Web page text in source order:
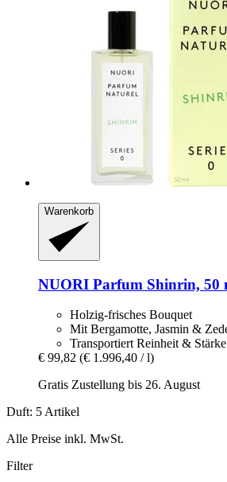
Warenkorb
NUORI Parfum Shinrin, 50
Holzig-frisches Bouquet
Mit Bergamotte, Jasmin &
Transportiert Reinheit & Stärke
€ 99,82 (€ 1.996,40 / l)
Gratis Zustellung bis 26. August
Duft: 5 Artikel
Alle Preise inkl. MwSt.
Filter